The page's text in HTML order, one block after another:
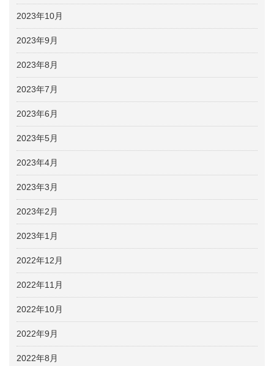
2023年10月
2023年9月
2023年8月
2023年7月
2023年6月
2023年5月
2023年4月
2023年3月
2023年2月
2023年1月
2022年12月
2022年11月
2022年10月
2022年9月
2022年8月